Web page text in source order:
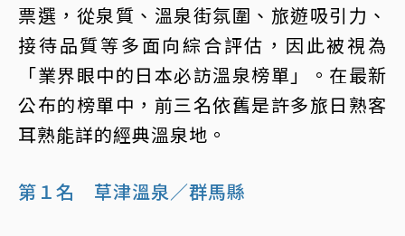
票選，從泉質、溫泉街氛圍、旅遊吸引力、
接待品質等多面向綜合評估，因此被視為
「業界眼中的日本必訪溫泉榜單」。在最新
公布的榜單中，前三名依舊是許多旅日熟客
耳熟能詳的經典溫泉地。
第１名 草津溫泉／群馬縣